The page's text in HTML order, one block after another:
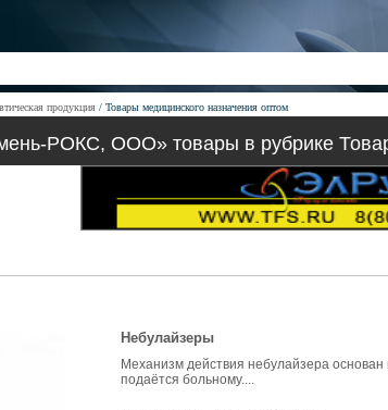
продукция Товары медицинского назначения оптом
РОКС, ООО» товары в рубрике
Небулайзеры
Механизм действия небулайзера
подаётся больному....